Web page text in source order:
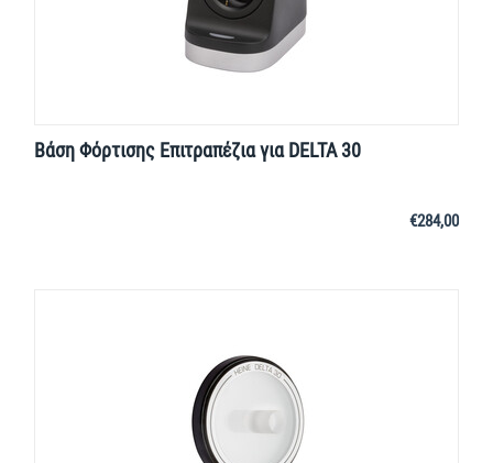
Βάση Φόρτισης Επιτραπέζια για DELTA 30
€284,00